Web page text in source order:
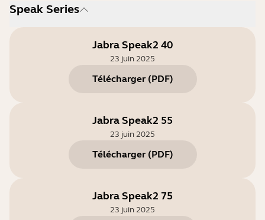
Speak Series
Jabra Speak2 40
23 juin 2025
Télécharger (PDF)
Jabra Speak2 55
23 juin 2025
Télécharger (PDF)
Jabra Speak2 75
23 juin 2025